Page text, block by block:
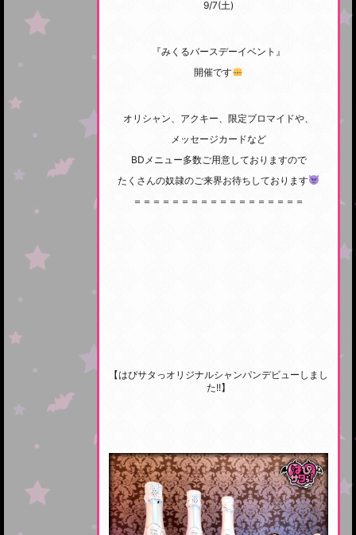
9/7(土)
『みくるバースデーイベント』
開催です
オリシャン、アクキー、限定ブロマイドや、
メッセージカードなど
BDメニュー多数ご用意しておりますので
たくさんの奴隷のご来界お待ちしております
＝＝＝＝＝＝＝＝＝＝＝＝＝＝＝＝＝＝
【はぴサタっオリジナルシャンパンデビューしまし
た!!】